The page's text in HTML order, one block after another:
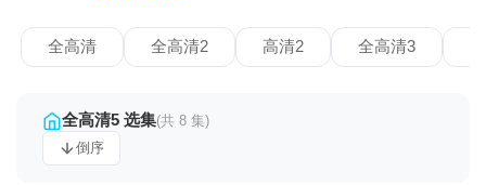
全高清 全高清2 高清2 全高清3
全高清5 选集(共 8 集)
倒序